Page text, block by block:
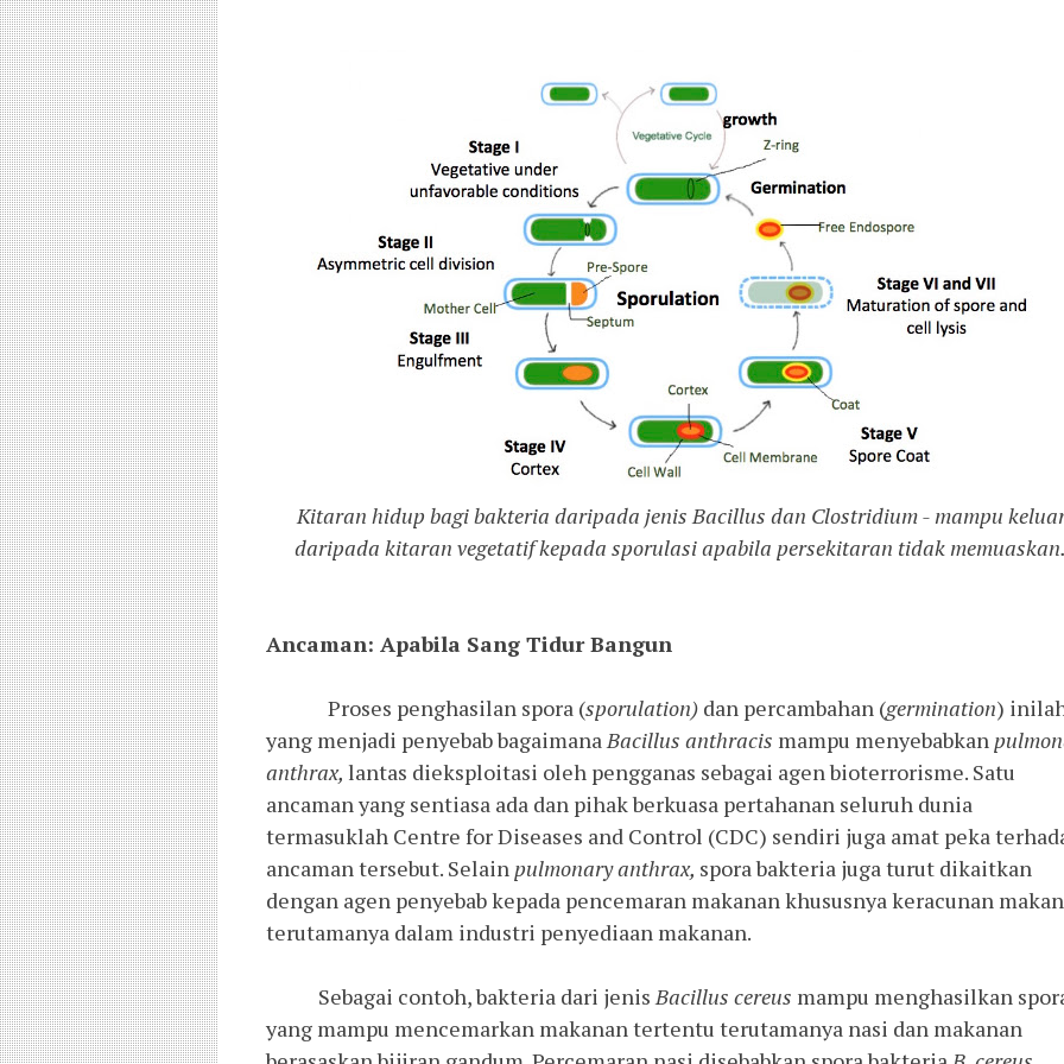
Kitaran hidup bagi bakteria daripada jenis Bacillus dan Clostridium - mampu
daripada kitaran vegetatif kepada sporulasi apabila persekitaran tidak
Ancaman: Apabila Sang Tidur Bangun
Proses penghasilan spora (sporulation) dan percambahan (germination)
yang menjadi penyebab bagaimanaBacillus anthracis mampu menyebabkan
anthrax, lantas dieksploitasi oleh pengganas sebagai agen bioterrorisme. Satu
ancaman yang sentiasa ada dan pihak berkuasa pertahanan seluruh dunia
termasuklah Centre for Diseases and Control (CDC) sendiri juga amat peka
ancaman tersebut. Selain pulmonary anthrax, spora bakteria juga turut dikaitkan
dengan agen penyebab kepada pencemaran makanan khususnya keracunan
terutamanya dalam industri penyediaan makanan.
Sebagai contoh, bakteria dari jenisBacillus cereus mampu menghasilkan
yang mampu mencemarkan makanan tertentu terutamanya nasi dan makanan